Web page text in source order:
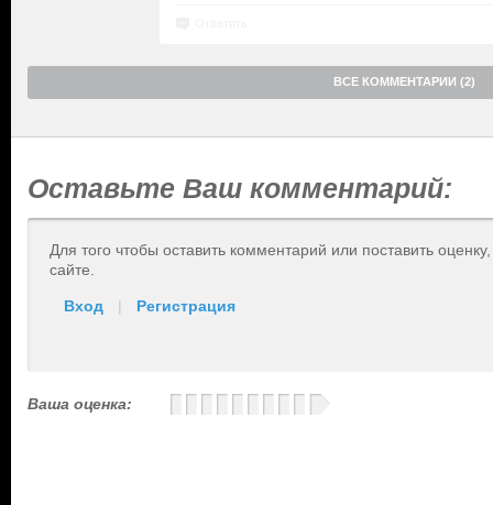
ВСЕ КОММЕНТАРИИ (2)
Оставьте Ваш комментарий:
Для того чтобы оставить комментарий или поставить
сайте.
Вход | Регистрация
Ваша оценка: